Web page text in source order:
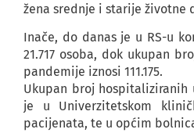
žena srednje i starije životne
Inače, do danas je u RS-u
21.717 osoba, dok ukupan
pandemije iznosi 111.175.
Ukupan broj hospitaliziranih
je u Univerzitetskom
pacijenata, te u općim